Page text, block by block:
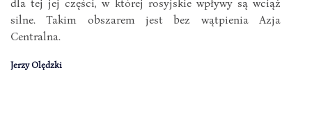
silne. Takim obszarem jest bez wątpienia Azja
Centralna.
Jerzy Olędzki